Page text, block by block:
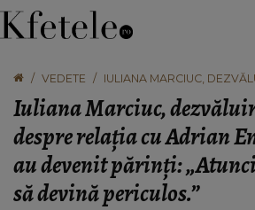
VEDETE
IULIANA MARCIUC,
DEVENIT PĂRINȚI: „ATUNCI
DEVINĂ PERICULOS.”
Iuliana Marciuc,
despre relația cu Adrian
au devenit părinți:
să devină periculos.”